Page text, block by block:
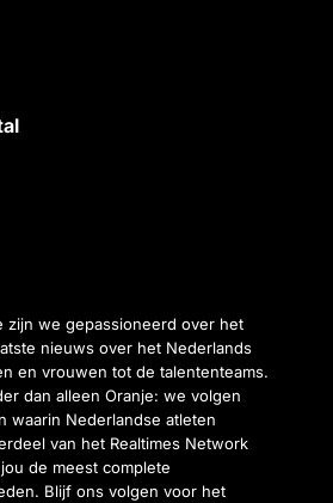
zijn we gepassioneerd over het
nieuws over het Nederlands
en vrouwen tot de talententeams.
dan alleen Oranje: we volgen
waarin Nederlandse atleten
van het Realtimes Network
de meest complete
Blijf ons volgen voor het